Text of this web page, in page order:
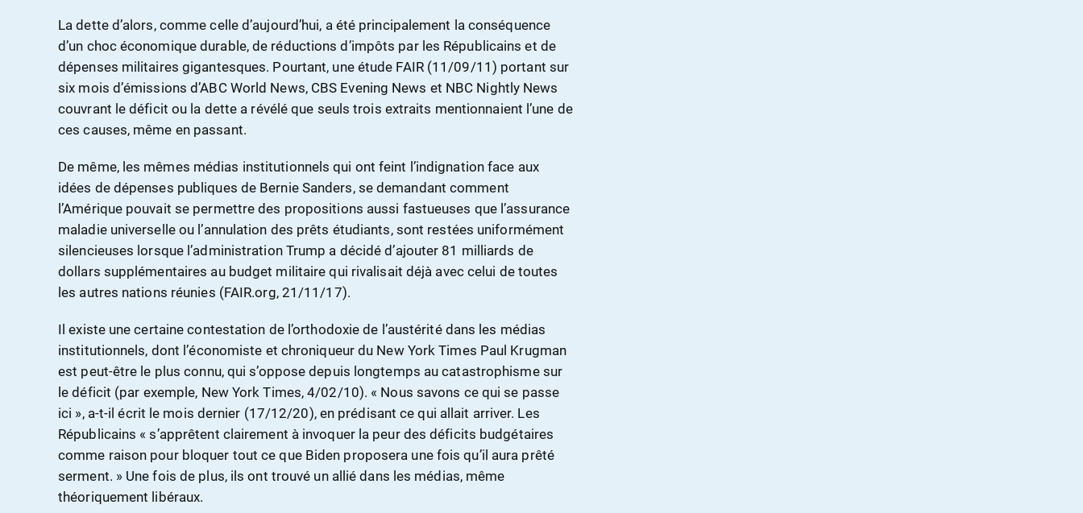
La dette d’alors, comme celle d’aujourd’hui, a été principalement la conséquence
d’un choc économique durable, de réductions d’impôts par les Républicains et de
dépenses militaires gigantesques. Pourtant, une étude FAIR (11/09/11) portant sur
six mois d’émissions d’ABC World News, CBS Evening News et NBC Nightly News
couvrant le déficit ou la dette a révélé que seuls trois extraits mentionnaient l’une de
ces causes, même en passant.
De même, les mêmes médias institutionnels qui ont feint l’indignation face aux
idées de dépenses publiques de Bernie Sanders, se demandant comment
l’Amérique pouvait se permettre des propositions aussi fastueuses que l’assurance
maladie universelle ou l’annulation des prêts étudiants, sont restées uniformément
silencieuses lorsque l’administration Trump a décidé d’ajouter 81 milliards de
dollars supplémentaires au budget militaire qui rivalisait déjà avec celui de toutes
les autres nations réunies (FAIR.org, 21/11/17).
Il existe une certaine contestation de l’orthodoxie de l’austérité dans les médias
institutionnels, dont l’économiste et chroniqueur du New York Times Paul Krugman
est peut-être le plus connu, qui s’oppose depuis longtemps au catastrophisme sur
le déficit (par exemple, New York Times, 4/02/10). « Nous savons ce qui se passe
ici », a-t-il écrit le mois dernier (17/12/20), en prédisant ce qui allait arriver. Les
Républicains « s’apprêtent clairement à invoquer la peur des déficits budgétaires
comme raison pour bloquer tout ce que Biden proposera une fois qu’il aura prêté
serment. » Une fois de plus, ils ont trouvé un allié dans les médias, même
théoriquement libéraux.